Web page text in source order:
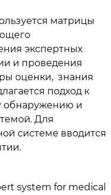
матрицы
экспертных
и проведения
оценки, знания
подход к
обнаружению и
Для
системе вводится
system for medical